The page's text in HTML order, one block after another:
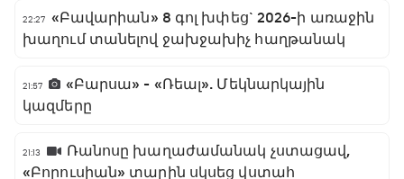
22:27 «Բավարիան» 8 գոլ խփեց` 2026-ի առաջին
խաղում տանելով ջախջախիչ հաղթանակ
21:57
«Բարսա» - «Ռեալ». Մեկնարկային
կազմերը
21:13
Ռանոսը խաղաժամանակ չստացավ,
«Բորուսիան» տարին սկսեց վստահ